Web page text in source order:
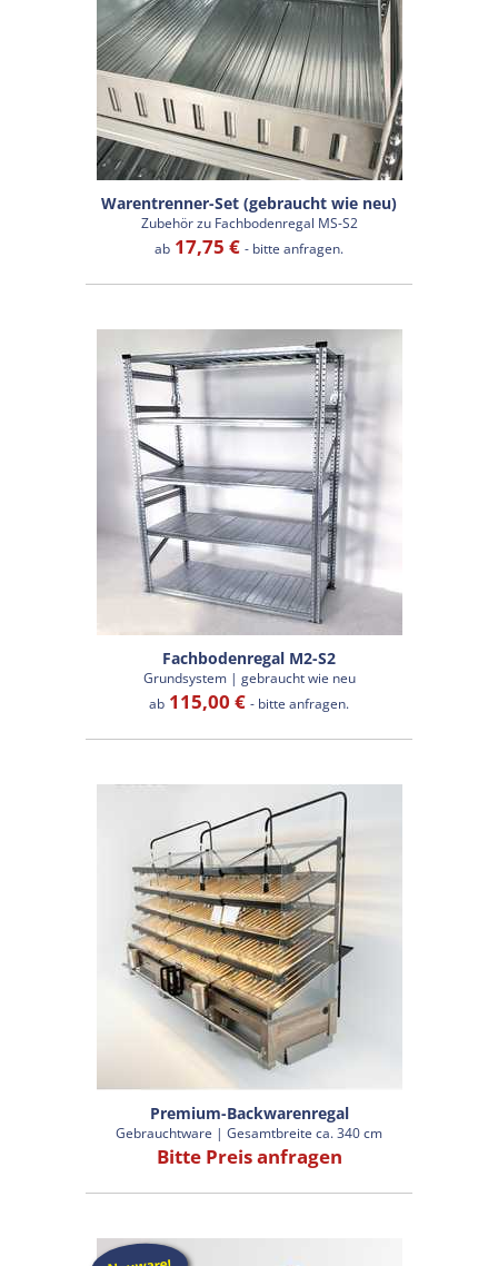
Warentrenner-Set (gebraucht wie neu)
Zubehör zu Fachbodenregal MS-S2
ab 17,75 € - bitte anfragen.
Fachbodenregal M2-S2
Grundsystem | gebraucht wie neu
ab 115,00 € - bitte anfragen.
Premium-Backwarenregal
Gebrauchtware | Gesamtbreite ca. 340 cm
Bitte Preis anfragen